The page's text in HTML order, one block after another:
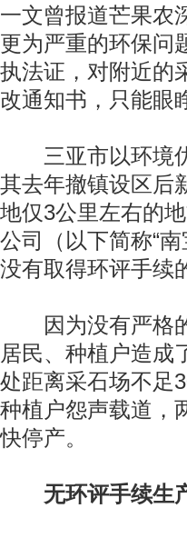
一文曾报道芒果农
更为严重的环保问
执法证，对附近的
改通知书，只能眼
三亚市以环境优
其去年撤镇设区后
地仅3公里左右的
公司（以下简称“
没有取得环评手续
因为没有严格的
居民、种植户造成
处距离采石场不足
种植户怨声载道，
快停产。
无环评手续生